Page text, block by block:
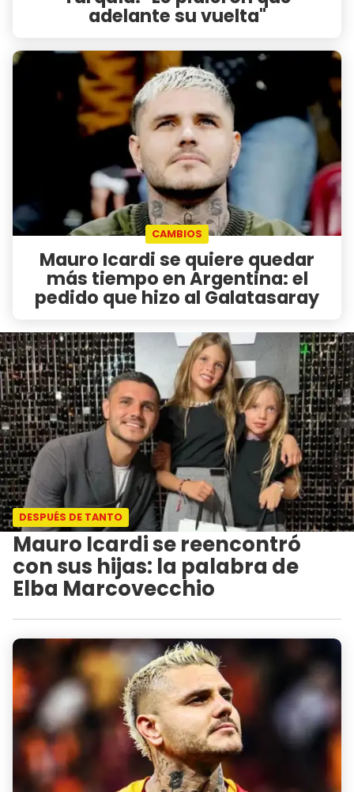
adelante su vuelta"
CAMBIOS
Mauro Icardi se quiere quedar
más tiempo en Argentina: el
pedido que hizo al Galatasaray
DESPUÉS DE TANTO
Mauro Icardi se reencontró
con sus hijas: la palabra de
Elba Marcovecchio